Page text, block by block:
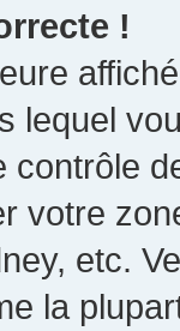
!
lequel
votre
etc.
la